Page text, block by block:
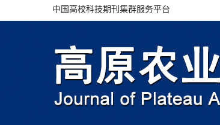
中国高校科技期刊集群服务平台